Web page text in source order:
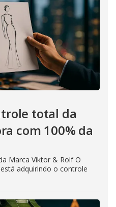
total da
com 100% da
Marca Viktor & Rolf O
adquirindo o controle